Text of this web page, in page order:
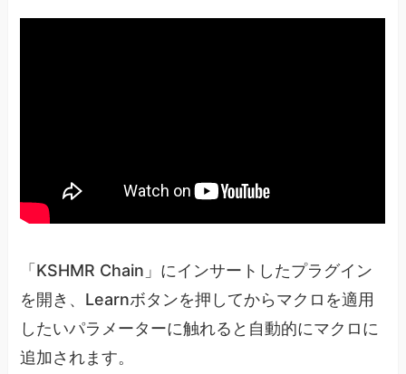
「KSHMR Chain」にインサートしたプラグイン
を開き、Learnボタンを押してからマクロを適用
したいパラメーターに触れると自動的にマクロに
追加されます。